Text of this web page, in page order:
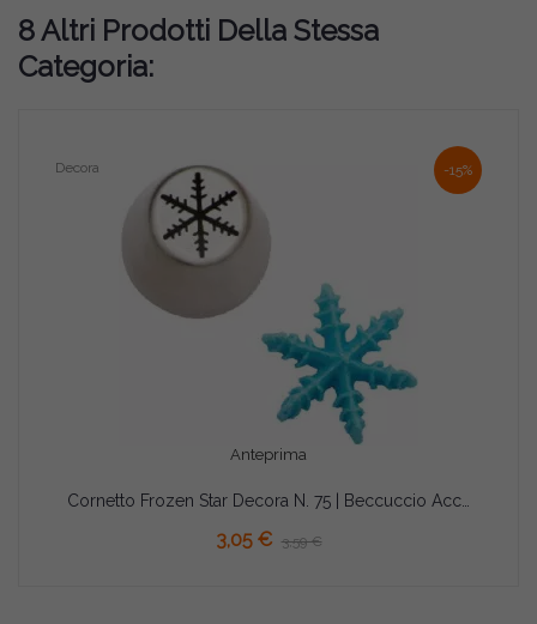
8 Altri Prodotti Della Stessa
Categoria:
-15%
Anteprima
Decora
3,05 € 3,59 €